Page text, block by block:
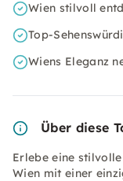
Wien stilvoll
Top-
Wiens Eleganz
Über diese
Erlebe eine
Wien mit einer